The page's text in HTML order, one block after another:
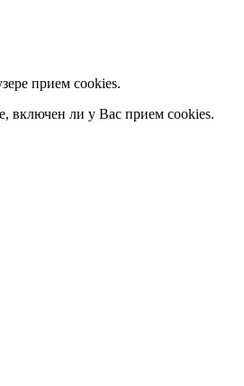
прием cookies.
включен ли у Вас прием cookies.